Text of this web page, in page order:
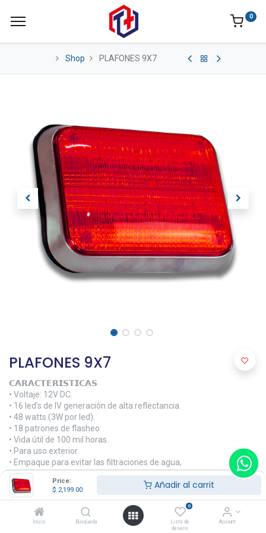
Price:
$ 2,199.00 Añadir al carrit
Inicio Búsqueda
0
Lista de
deseos
Account
0
Shop PLAFONES 9X7
PLAFONES 9X7
𝗖𝗔𝗥𝗔𝗖𝗧𝗘𝗥𝗜𝗦𝗧𝗜𝗖𝗔𝗦
• Voltaje: 12V DC.
• 16 led’s de IV generación de alta reflectancia.
• 48 watts (3W por led).
• 18 patrones de flasheo
• Vida útil de 100 mil horas.
• Para uso exterior.
• Empaque para evitar las filtraciones de agua,
• polvo u otros agentes externos.
𝗗𝗜𝗠𝗘𝗡𝗦𝗜𝗢𝗡𝗘𝗦
• 26.9 X 21.1 x 5.1 cm